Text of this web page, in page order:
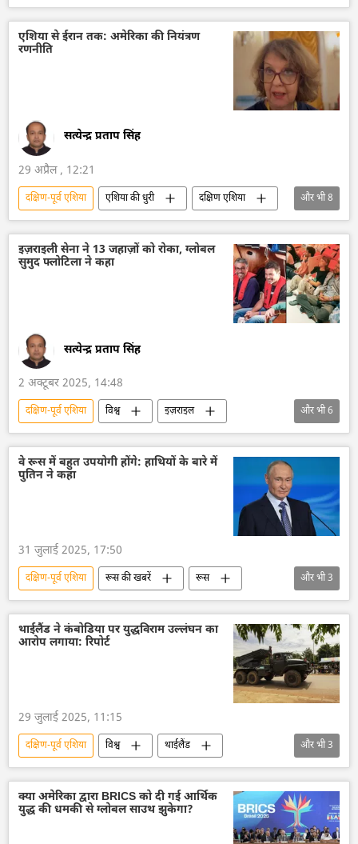
रूस
आसियान हिंद-प्रशांत क्षेत्र
एशिया से ईरान तक: अमेरिका की नियंत्रण
रणनीति
सत्येन्द्र प्रताप सिंह
29 अप्रैल , 12:21
दक्षिण-पूर्व एशिया एशिया की धुरी
दक्षिण एशिया
मध्य एशिया
ईरान
अमेरिका-इजराइल-ईरान युद्ध
अमेरिका
ऊर्जा क्षेत्र
ब्रिक्स
और भी8
इज़राइली सेना ने 13 जहाज़ों को रोका, ग्लोबल
सुमुद फ्लोटिला ने कहा
सत्येन्द्र प्रताप सिंह
2 अक्टूबर 2025, 14:48
दक्षिण-पूर्व एशिया विश्व
इज़राइल
इज़राइल रक्षा सेना
गाज़ा पट्टी
समुद्री विवाद
मध्य पूर्व
जहाजी बेड़ा विवाद
और भी6
वे रूस में बहुत उपयोगी होंगे: हाथियों के बारे में
पुतिन ने कहा
31 जुलाई 2025, 17:50
दक्षिण-पूर्व एशिया रूस की खबरें
रूस
व्लादिमीर पुतिन
द्विपक्षीय रिश्ते
एशिया की धुरी
और भी3
थाईलैंड ने कंबोडिया पर युद्धविराम उल्लंघन का
आरोप लगाया: रिपोर्ट
29 जुलाई 2025, 11:15
दक्षिण-पूर्व एशिया विश्व
थाईलैंड
ASEAN
सीमा विवाद कंबोडिया
और भी3
क्या अमेरिका द्वारा BRICS को दी गई आर्थिक
युद्ध की धमकी से ग्लोबल साउथ झुकेगा?